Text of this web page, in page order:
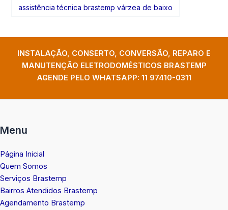
assistência técnica brastemp várzea de baixo
INSTALAÇÃO, CONSERTO, CONVERSÃO, REPARO E
MANUTENÇÃO ELETRODOMÉSTICOS BRASTEMP
AGENDE PELO WHATSAPP: 11 97410-0311
Menu
Página Inicial
Quem Somos
Serviços Brastemp
Bairros Atendidos Brastemp
Agendamento Brastemp